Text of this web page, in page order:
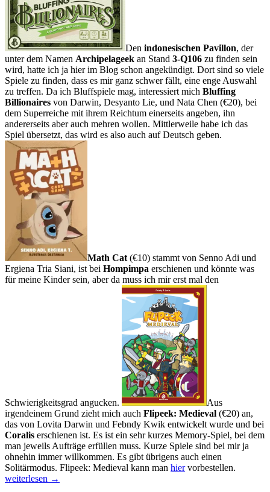
Den indonesischen Pavillon, der
unter dem Namen Archipelageek an Stand 3-Q106 zu finden sein
wird, hatte ich ja hier im Blog schon angekündigt. Dort sind so viele
Spiele zu finden, dass es mir ganz schwer fällt, eine enge Auswahl
zu treffen. Da ich Bluffspiele mag, interessiert mich Bluffing
Billionaires von Darwin, Desyanto Lie, und Nata Chen (€20), bei
dem Superreiche mit ihrem Reichtum einerseits angeben, ihn
andererseits aber auch mehren wollen. Mittlerweile habe ich das
Spiel übersetzt, das wird es also auch auf Deutsch geben.
Math Cat (€10) stammt von Senno Adi und
Ergiena Tria Siani, ist bei Hompimpa erschienen und könnte was
für meine Kinder sein, aber da muss ich mir erst mal den
Schwierigkeitsgrad angucken.
Aus
irgendeinem Grund zieht mich auch Flipeek: Medieval (€20) an,
das von Lovita Darwin und Febndy Kwik entwickelt wurde und bei
Coralis erschienen ist. Es ist ein sehr kurzes Memory-Spiel, bei dem
man jeweils Aufträge erfüllen muss. Kurze Spiele sind bei mir ja
ohnehin immer willkommen. Es gibt übrigens auch einen
Solitärmodus. Flipeek: Medieval kann man hiervorbestellen.
weiterlesen →